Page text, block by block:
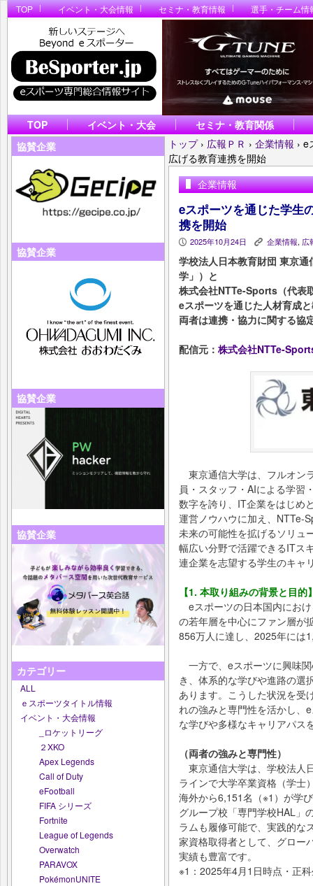
TOP イベント・大会情報 セミナ・教育情報 選手・チーム情
TOP イベント・大会
セミナ・教育関係
協賛企業
協賛企業
協賛企業
協賛企業
カテゴリー
ALL
ｅスポーツタイトル情報
イベント・大会情報
_ロケットリーグ
２XKO
Apex Legends
Call of Duty
eFootball
FIFA シリーズ
Fortnite
League of Legends
Overwatch
PARAVOX
PokémonUNITE
トップ › 広報ＰＲ › 企業情報 › e
広げる教育連携を開始
企業情報
eスポーツを通じた学生
携を開始
P 2025年10月24日 K 企業情報, 広
学校法人日本教育財団 東京
学」）と
株式会社NTTe-Sports（代
eスポーツを通じた人材育成
両者は連携・協力に関する協
配信元： 株式会社NTTe-
東京通信大学は、フルオン
員・スタッフ・AIによる学習
数字を誇り、IT企業をはじめ
運営ノウハウに加え、NTTe-
未来の可能性を拡げるソリュ
幅広い分野で活躍できるITス
連企業を志望する学生のキャ
【1. 本取り組みの背景と目的
eスポーツの日本国内にお
の若年層を中心にファン層が
856万人に達し、2025年には
一方で、eスポーツに興味
き、体系的な学びや進路の選
あります。こうした状況を受
れの強みと専門性を活かし、
な学びや多様なキャリアパス
（両者の強みと専門性）
東京通信大学は、学校法人
ラインで大学卒業資格（学士
海外から6,151名（※1）が学
グループ校「専門学校HAL」
ラムも履修可能で、実践的な
家資格取得者として、グロー
実績も豊富です。
※1：2025年4月1日時点・正